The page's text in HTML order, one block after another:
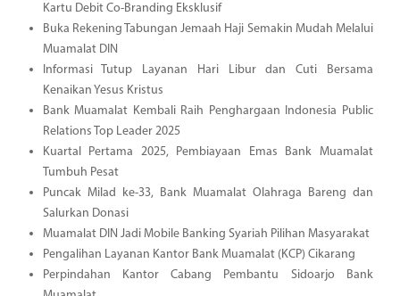
Kartu Debit Co-Branding Eksklusif
Buka Rekening Tabungan Jemaah Haji Semakin Mudah Melalui
Muamalat DIN
Informasi Tutup Layanan Hari Libur dan Cuti Bersama
Kenaikan Yesus Kristus
Bank Muamalat Kembali Raih Penghargaan Indonesia Public
Relations Top Leader 2025
Kuartal Pertama 2025, Pembiayaan Emas Bank Muamalat
Tumbuh Pesat
Puncak Milad ke-33, Bank Muamalat Olahraga Bareng dan
Salurkan Donasi
Muamalat DIN Jadi Mobile Banking Syariah Pilihan Masyarakat
Pengalihan Layanan Kantor Bank Muamalat (KCP) Cikarang
Perpindahan Kantor Cabang Pembantu Sidoarjo Bank